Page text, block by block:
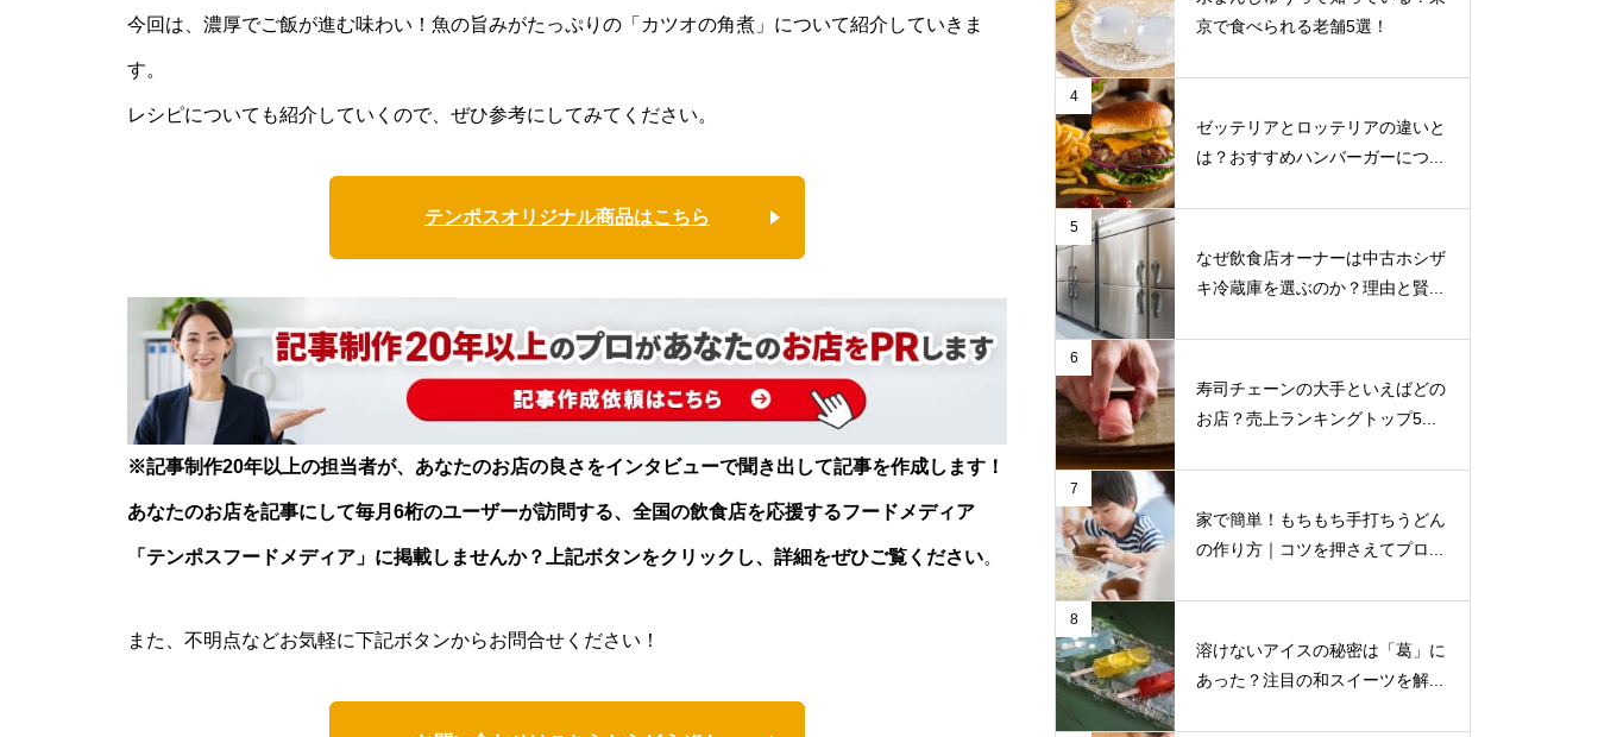
今回は、濃厚でご飯が進む味わい！魚の旨みがたっぷりの「カツオの角煮」について紹介していきま
す。
レシピについても紹介していくので、ぜひ参考にしてみてください。
テンポスオリジナル商品はこちら
※記事制作20年以上の担当者が、あなたのお店の良さをインタビューで聞き出して記事を作成します！
あなたのお店を記事にして毎月6桁のユーザーが訪問する、全国の飲食店を応援するフードメディア
「テンポスフードメディア」に掲載しませんか？上記ボタンをクリックし、詳細をぜひご覧ください。
また、不明点などお気軽に下記ボタンからお問合せください！
京で食べられる老舗5選！
4
ゼッテリアとロッテリアの違いと
は？おすすめハンバーガーにつ...
5
なぜ飲食店オーナーは中古ホシザ
キ冷蔵庫を選ぶのか？理由と賢...
6
寿司チェーンの大手といえばどの
お店？売上ランキングトップ5...
7
家で簡単！もちもち手打ちうどん
の作り方｜コツを押さえてプロ...
8
溶けないアイスの秘密は「葛」に
あった？注目の和スイーツを解...